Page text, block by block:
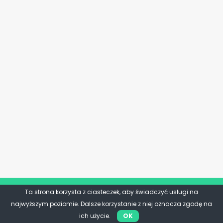
Ta strona korzysta z ciasteczek, aby świadczyć usługi na
najwyższym poziomie. Dalsze korzystanie z niej oznacza zgodę na
ich użycie.
OK